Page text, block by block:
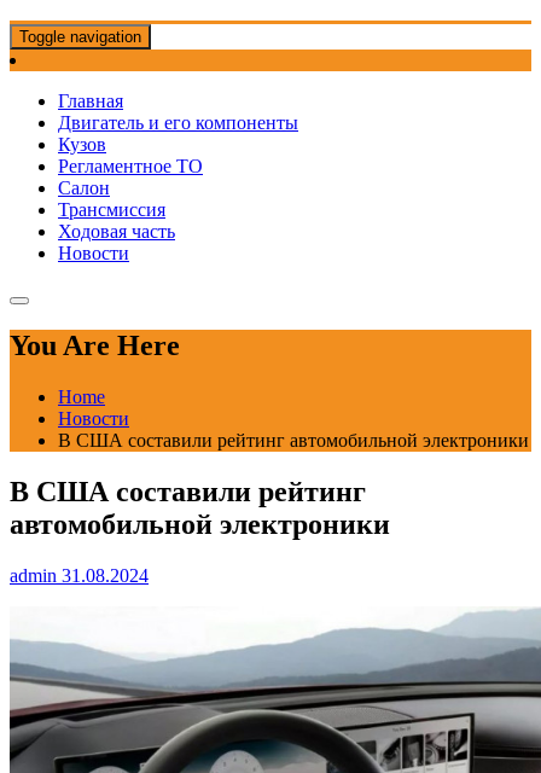
Toggle navigation
Главная
Двигатель и его компоненты
Кузов
Регламентное ТО
Салон
Трансмиссия
Ходовая часть
Новости
You Are Here
Home
Новости
В США составили рейтинг автомобильной электроники
В США составили рейтинг
автомобильной электроники
admin 31.08.2024